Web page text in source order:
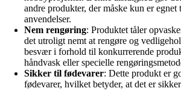
andre produkter, der måske kun er
anvendelser.
Nem rengøring: Produktet tåler
det utroligt nemt at rengøre og
besvær i forhold til konkurrerende
håndvask eller specielle
Sikker til fødevarer: Dette produkt er
fødevarer, hvilket betyder, at det er